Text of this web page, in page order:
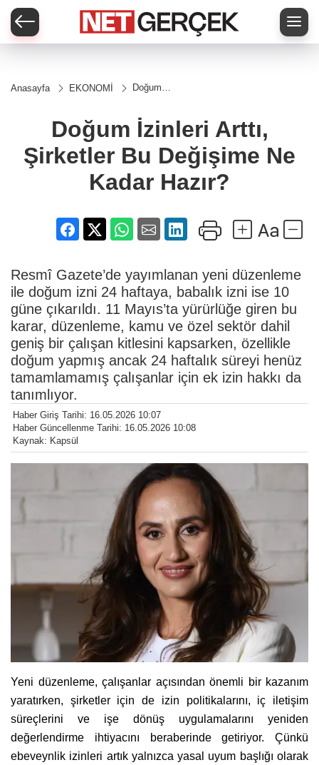
Anasayfa EKONOMİ
Doğum
Şirketler
Ne Kadar
Hazır?
Doğum İzinleri Arttı,
Şirketler Bu Değişime Ne
Kadar Hazır?
Resmî Gazete’de yayımlanan yeni düzenleme
ile doğum izni 24 haftaya, babalık izni ise 10
güne çıkarıldı. 11 Mayıs’ta yürürlüğe giren bu
karar, düzenleme, kamu ve özel sektör dahil
geniş bir çalışan kitlesini kapsarken, özellikle
doğum yapmış ancak 24 haftalık süreyi henüz
tamamlamamış çalışanlar için ek izin hakkı da
tanımlıyor.
Haber Giriş Tarihi: 16.05.2026 10:07
Haber Güncellenme Tarihi: 16.05.2026 10:08
Kaynak: Kapsül
Yeni düzenleme, çalışanlar açısından önemli bir kazanım
yaratırken, şirketler için de izin politikalarını, iç iletişim
süreçlerini ve işe dönüş uygulamalarını yeniden
değerlendirme ihtiyacını beraberinde getiriyor. Çünkü
ebeveynlik izinleri artık yalnızca yasal uyum başlığı olarak